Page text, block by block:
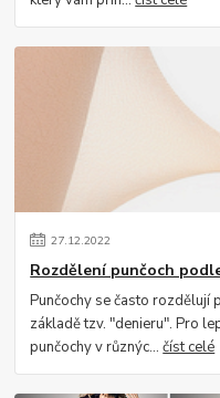
27.12.2022
Rozdělení punčoch
Punčochy se často rozdělují
základě tzv. "denieru". Pro
punčochy v různýc...číst celé